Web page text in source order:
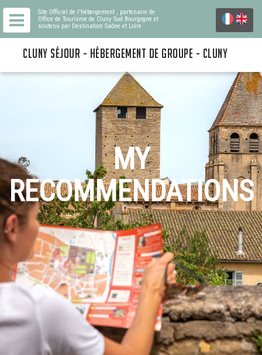
Site Officiel de l'hébergement , partenaire de
Office de Tourisme de Cluny Sud Bourgogne et
soutenu par Destination Saône et Loire
CLUNY SÉJOUR - HÉBERGEMENT DE GROUPE - CLUNY
MY
RECOMMENDATIONS